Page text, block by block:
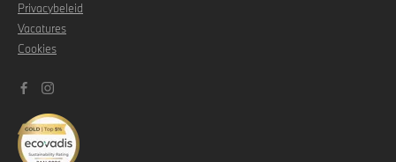
Privacybeleid
Vacatures
Cookies